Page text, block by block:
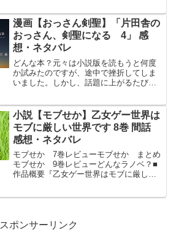
選んでいられません～ 第四部「貴族院
の自称図書委員Ⅴ...
漫画【おっさん剣聖】「片田舎の
おっさん、剣聖になる 4」 感
想・ネタバレ
どんな本？元々は小説版を読もうと何度
か試みたのですが、途中で挫折してしま
いました。しかし、話題に上がるたびに
マンガ版が発売されることを知り、再チ
ャレンジすることにしました...
小説【モブせか】乙女ゲー世界は
モブに厳しい世界です 8巻 間話
感想・ネタバレ
モブせか 7巻レビューモブせか まとめ
モブせか 9巻レビューどんなラノベ？■
作品概要『乙女ゲー世界はモブに厳しい
スポンサーリンク